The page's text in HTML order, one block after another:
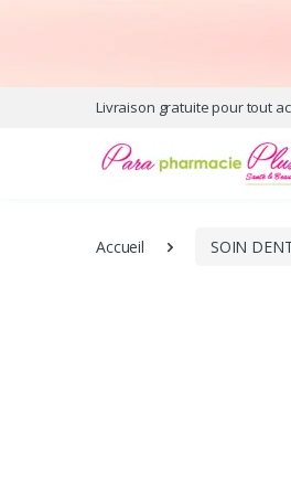
Livraison gratuite pour tout
Accueil SOIN